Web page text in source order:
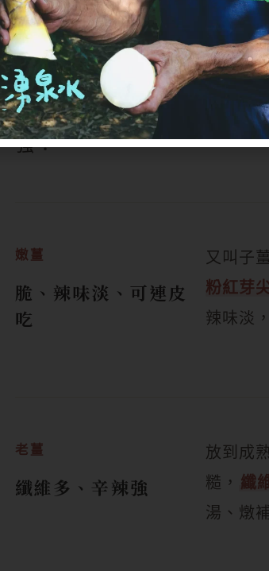
走進市場常看到「嫩薑」
和樣子都差很多，很多人
薑、不同採收期
，越晚
強：
嫩薑
脆、辣味淡、可連皮
吃
又叫子
粉紅芽
辣味淡
老薑
纖維多、辛辣強
放到成
糙， 纖
湯、燉